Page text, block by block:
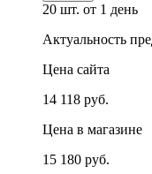
20 шт. от 1 день
Актуальность
Цена сайта
14 118 руб.
Цена в магазине
15 180 руб.